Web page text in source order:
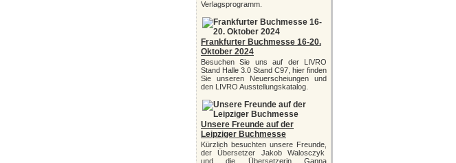
Verlagsprogramm.
Frankfurter Buchmesse 16-20.
Oktober 2024
Besuchen Sie uns auf der LIVRO
Stand Halle 3.0 Stand C97, hier finden
Sie unseren Neuerscheiungen und
den LIVRO Ausstellungskatalog.
Unsere Freunde auf der
Leipziger Buchmesse
Kürzlich besuchten unsere Freunde,
der Übersetzer Jakob Walosczyk
und die Übersetzerin Ganna